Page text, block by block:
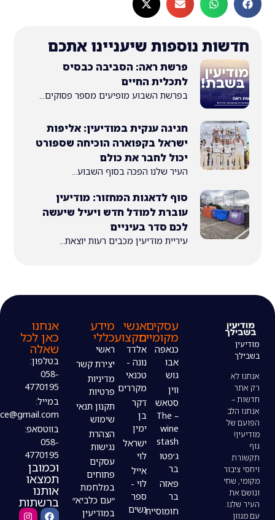
נוספות שיעניינו אתכם
פרשת ראה: הסביבה כבסיס
לתכלית החיים
בפרשת השבוע מופיעים מספר פסוקים...
חגיגה ענקית במודיעין: אליפות
ישראל בקפוארה הוכיחה שספורט
יכול לחבר את כולם
העיר שלנו הפכה בסוף השבוע...
סוף לדאגות המחזור: מודיעין
עוברת למודל חדש ויעיל שיעשה
לכם סדר בעיניים
עיריית מודיעין מכבים רעות יוצאת...
עסקים
מקומיים
wine
בר
פאזה
בר
חומוסיית
אנשי
מקצוע
אלדד
נונה -
טכנאי
מקררים
ישראל
מידע
כללי
ראשי
יצירת קשר
מדיניות
פרטיות
תקנון תנאי
שימוש
הצהרת
נגישות
עסקים
פתוחים
במלחמת
״עם כלביא״
במודיעין
אנחנו
כאן לכל
שאלה
בטלפון:
058-
4770195
במייל:
modiin4uoffice@gmail.com
בווטסאפ:
058-
וכמובן
תמצאו
אותנו
ברשתות